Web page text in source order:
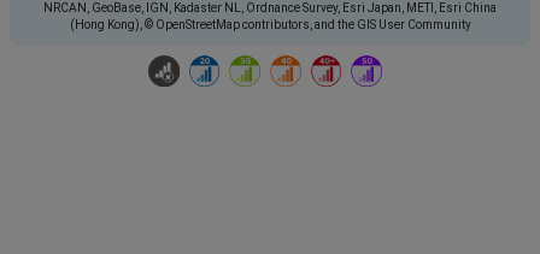
NRCAN, GeoBase, IGN, Kadaster NL, Ordnance Survey, Esri Japan, METI, Esri China
(Hong Kong), © OpenStreetMap contributors, and the GIS User Community